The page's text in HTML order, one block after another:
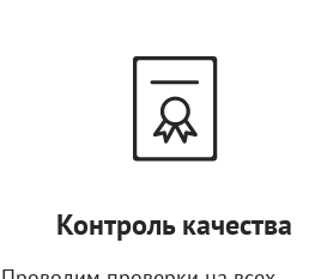
Контроль качества